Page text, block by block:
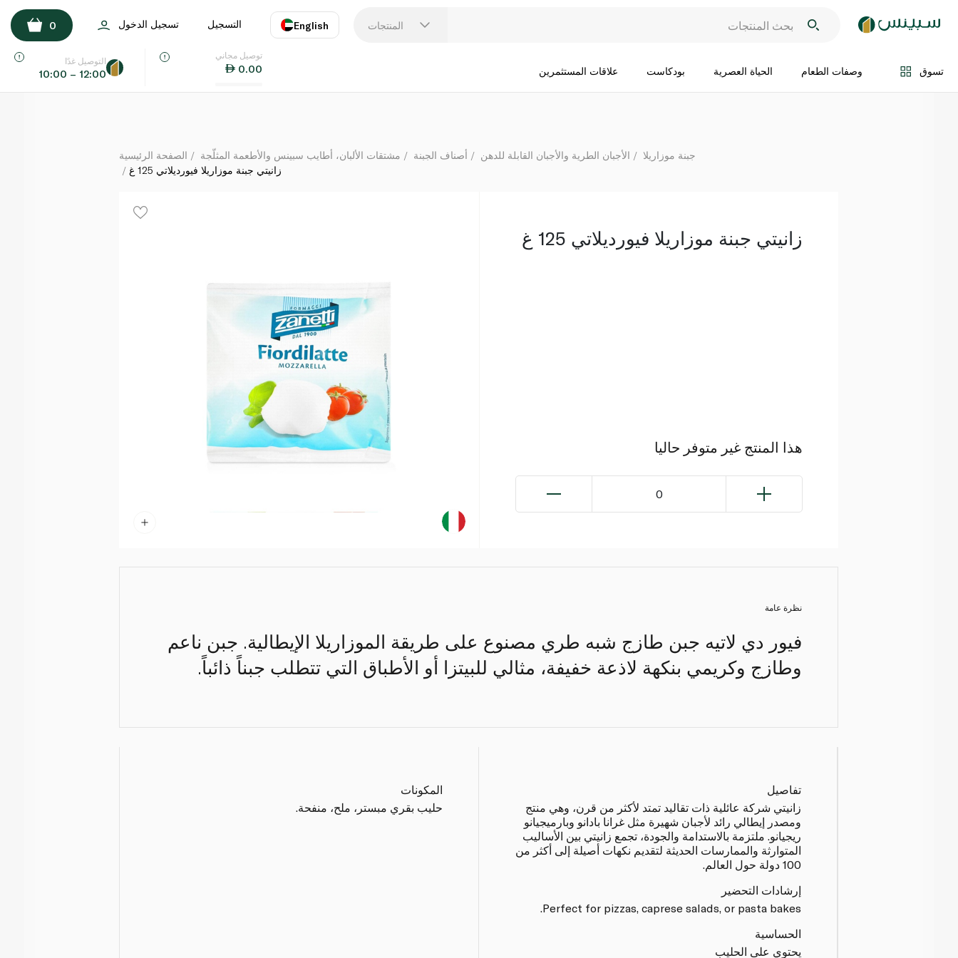
المنتجات English
اللغة
التسجيل تسجيل الدخول 0
تسوق وصفات الطعام الحياة العصرية بودكاست علاقات المستثمرين
توصيل مجاني
0.00
التوصيل غدًا
10:00 – 12:00
اضف الى السلة
الصفحة الرئيسية مشتقات الألبان، أطايب سبينس والأطعمة المثلّجة أصناف الجبنة الأجبان الطرية والأجبان القابلة للدهن
جبنة موزاريلا
زانيتي جبنة موزاريلا فيورديلاتي 125 غ
زانيتي جبنة موزاريلا فيورديلاتي 125 غ
هذا المنتج غير متوفر حاليا
0
نظرة عامة
فيور دي لاتيه جبن طازج شبه طري مصنوع على طريقة الموزاريلا الإيطالية. جبن ناعم
وطازج وكريمي بنكهة لاذعة خفيفة، مثالي للبيتزا أو الأطباق التي تتطلب جبناً ذائباً.
تفاصيل
زانيتي شركة عائلية ذات تقاليد تمتد لأكثر من قرن، وهي منتج
ومصدر إيطالي رائد لأجبان شهيرة مثل غرانا بادانو وبارميجيانو
ريجيانو. ملتزمة بالاستدامة والجودة، تجمع زانيتي بين الأساليب
المتوارثة والممارسات الحديثة لتقديم نكهات أصيلة إلى أكثر من
100 دولة حول العالم.
إرشادات التحضير
Perfect for pizzas, caprese salads, or pasta bakes.
الحساسية
يحتوي على الحليب
المكونات
حليب بقري مبستر، ملح، منفحة.